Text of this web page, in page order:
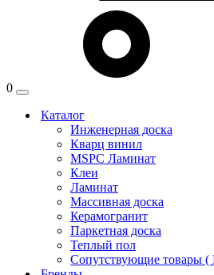
0
Каталог
Инженерная доска
Кварц винил
MSPC Ламинат
Клеи
Ламинат
Массивная доска
Керамогранит
Паркетная доска
Теплый пол
Сопутствующие товары